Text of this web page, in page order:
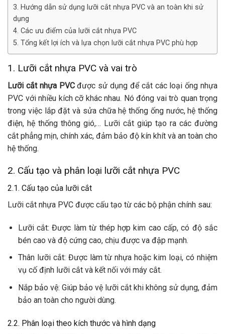
3. Hướng dẫn sử dụng lưỡi cắt nhựa PVC và an toàn khi sử
dụng
4. Các ưu điểm của lưỡi cắt nhựa PVC
5. Tổng kết lợi ích và lựa chọn lưỡi cắt nhựa PVC phù hợp
1. Lưỡi cắt nhựa PVC và vai trò
Lưỡi cắt nhựa PVCđược sử dụng để cắt các loại ống nhựa
PVC với nhiều kích cỡ khác nhau. Nó đóng vai trò quan trọng
trong việc lắp đặt và sửa chữa hệ thống ống nước, hệ thống
điện, hệ thống thông gió,… Lưỡi cắt giúp tạo ra các đường
cắt phẳng mịn, chính xác, đảm bảo độ kín khít và an toàn cho
hệ thống.
2. Cấu tạo và phân loại lưỡi cắt nhựa PVC
2.1. Cấu tạo của lưỡi cắt
Lưỡi cắt nhựa PVC được cấu tạo từ các bộ phận chính sau:
Lưỡi cắt: Được làm từ thép hợp kim cao cấp, có độ sắc
bén cao và độ cứng cao, chịu được va đập mạnh.
Thân lưỡi cắt: Được làm từ nhựa hoặc kim loại, có nhiệm
vụ cố định lưỡi cắt và kết nối với máy cắt.
Nắp bảo vệ: Giúp bảo vệ lưỡi cắt khi không sử dụng, đảm
bảo an toàn cho người dùng.
2.2. Phân loại theo kích thước và hình dạng